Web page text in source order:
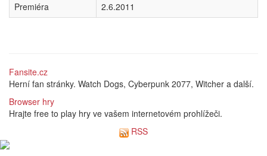
Premiéra
2.6.2011
Fansite.cz
Herní fan stránky. Watch Dogs, Cyberpunk 2077, Witcher a další.
Browser hry
Hrajte free to play hry ve vašem internetovém prohlížeči.
RSS